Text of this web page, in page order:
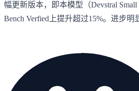
幅更新版本，即本模型（Devstral
Bench Verfied上提升超过15%。进步明